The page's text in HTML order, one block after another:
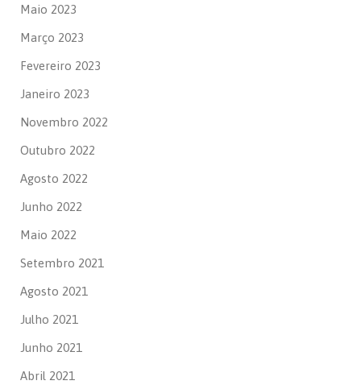
Maio 2023
Março 2023
Fevereiro 2023
Janeiro 2023
Novembro 2022
Outubro 2022
Agosto 2022
Junho 2022
Maio 2022
Setembro 2021
Agosto 2021
Julho 2021
Junho 2021
Abril 2021